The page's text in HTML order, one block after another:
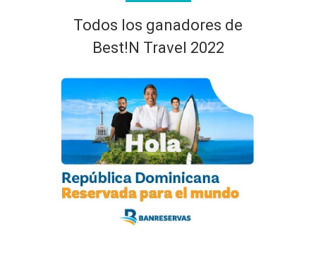
Todos los ganadores de
Best!N Travel 2022